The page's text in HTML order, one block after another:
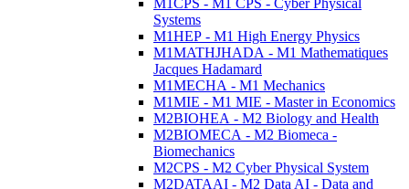
M1CPS - M1 CPS - Cyber Physical
Systems
M1HEP - M1 High Energy Physics
M1MATHJHADA - M1 Mathematiques
Jacques Hadamard
M1MECHA - M1 Mechanics
M1MIE - M1 MIE - Master in Economics
M2BIOHEA - M2 Biology and Health
M2BIOMECA - M2 Biomeca -
Biomechanics
M2CPS - M2 Cyber Physical System
M2DATAAI - M2 Data AI - Data and